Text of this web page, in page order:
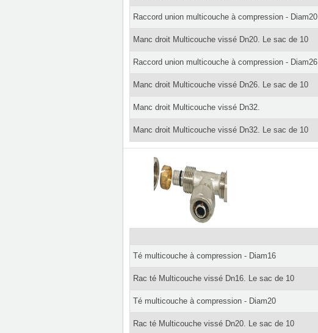
Raccord union multicouche à compression - Diam20
Manc droit Multicouche vissé Dn20. Le sac de 10
Raccord union multicouche à compression - Diam26
Manc droit Multicouche vissé Dn26. Le sac de 10
Manc droit Multicouche vissé Dn32.
Manc droit Multicouche vissé Dn32. Le sac de 10
Té multicouche à compression - Diam16
Rac té Multicouche vissé Dn16. Le sac de 10
Té multicouche à compression - Diam20
Rac té Multicouche vissé Dn20. Le sac de 10